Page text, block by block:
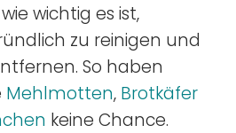
wichtig es ist,
zu reinigen und
So haben
Mehlmotten, Brotkäfer
keine Chance.